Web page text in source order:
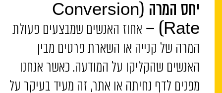
יחס המרה (Conversion
Rate) –
אחוז האנשים שמבצעים פעולת
המרה של קנייה או השארת פרטים מבין
האנשים שהקליקו על המודעה. כאשר אנחנו
מפנים לדף נחיתה או אתר, זה מעיד בעיקר על